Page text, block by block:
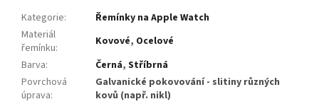
Kategorie:
Řemínky na Apple Watch
Materiál
řemínku: Kovové, Ocelové
Barva: Černá, Stříbrná
Povrchová
úprava:
Galvanické pokovování - slitiny různých
kovů (např. nikl)